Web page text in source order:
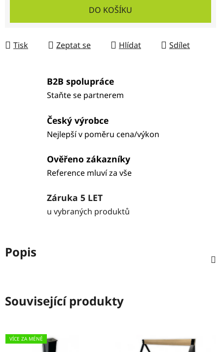
DO KOŠÍKU
Tisk Zeptat se Hlídat Sdílet
B2B spolupráce
Staňte se partnerem
Český výrobce
Nejlepší v poměru cena/výkon
Ověřeno zákazníky
Reference mluví za vše
Záruka 5 LET
u vybraných produktů
Popis
Související produkty
VÍCE ZA MÉNĚ